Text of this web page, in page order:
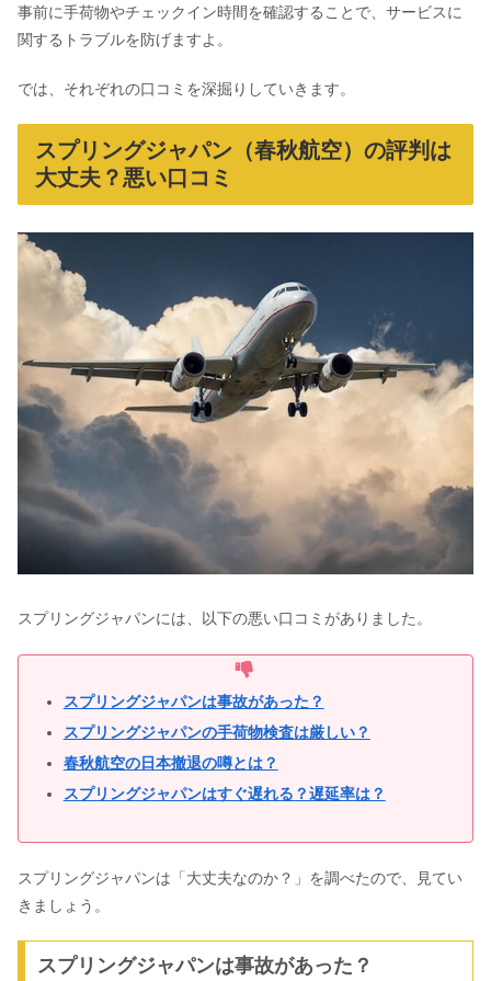
事前に手荷物やチェックイン時間を確認することで、サービスに
関するトラブルを防げますよ。
では、それぞれの口コミを深掘りしていきます。
スプリングジャパン（春秋航空）の評判は
大丈夫？悪い口コミ
スプリングジャパンには、以下の悪い口コミがありました。
スプリングジャパンは事故があった？
スプリングジャパンの手荷物検査は厳しい？
春秋航空の日本撤退の噂とは？
スプリングジャパンはすぐ遅れる？遅延率は？
スプリングジャパンは「大丈夫なのか？」を調べたので、見てい
きましょう。
スプリングジャパンは事故があった？